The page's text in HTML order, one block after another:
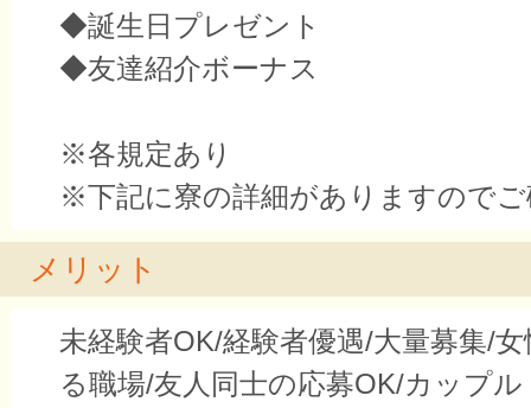
◆誕生日プレゼント
◆友達紹介ボーナス
※各規定あり
※下記に寮の詳細がありますので
メリット
未経験者OK/経験者優遇/大量募集/
る職場/友人同士の応募OK/カップ